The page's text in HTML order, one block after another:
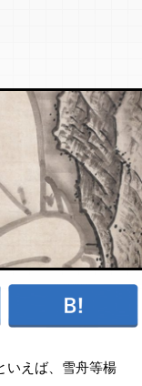
いえば、雪舟等楊